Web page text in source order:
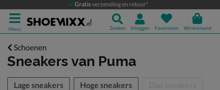
Gratisverzending en retour*
Menu Zoeken Inloggen Favorieten Winkelmand
Schoenen
Sneakers van Puma
over
Lage sneakers Hoge sneakers